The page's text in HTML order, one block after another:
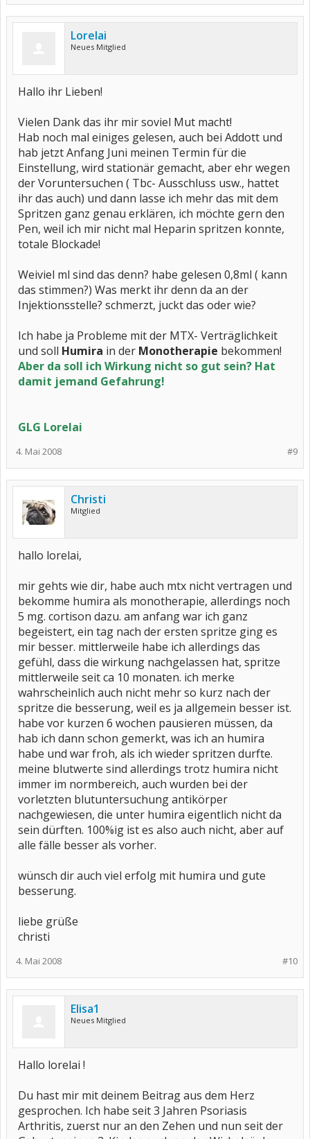
Lorelai
Neues Mitglied
Hallo ihr Lieben!
Vielen Dank das ihr mir soviel Mut macht!
Hab noch mal einiges gelesen, auch bei Addott und
hab jetzt Anfang Juni meinen Termin für die
Einstellung, wird stationär gemacht, aber ehr wegen
der Voruntersuchen ( Tbc- Ausschluss usw., hattet
ihr das auch) und dann lasse ich mehr das mit dem
Spritzen ganz genau erklären, ich möchte gern den
Pen, weil ich mir nicht mal Heparin spritzen konnte,
totale Blockade!
Weiviel ml sind das denn? habe gelesen 0,8ml ( kann
das stimmen?) Was merkt ihr denn da an der
Injektionsstelle? schmerzt, juckt das oder wie?
Ich habe ja Probleme mit der MTX- Verträglichkeit
und soll Humira in der Monotherapie bekommen!
Aber da soll ich Wirkung nicht so gut sein? Hat
damit jemand Gefahrung!
GLG Lorelai
#9
4. Mai 2008
Christi
Mitglied
hallo lorelai,
mir gehts wie dir, habe auch mtx nicht vertragen und
bekomme humira als monotherapie, allerdings noch
5 mg. cortison dazu. am anfang war ich ganz
begeistert, ein tag nach der ersten spritze ging es
mir besser. mittlerweile habe ich allerdings das
gefühl, dass die wirkung nachgelassen hat, spritze
mittlerweile seit ca 10 monaten. ich merke
wahrscheinlich auch nicht mehr so kurz nach der
spritze die besserung, weil es ja allgemein besser ist.
habe vor kurzen 6 wochen pausieren müssen, da
hab ich dann schon gemerkt, was ich an humira
habe und war froh, als ich wieder spritzen durfte.
meine blutwerte sind allerdings trotz humira nicht
immer im normbereich, auch wurden bei der
vorletzten blutuntersuchung antikörper
nachgewiesen, die unter humira eigentlich nicht da
sein dürften. 100%ig ist es also auch nicht, aber auf
alle fälle besser als vorher.
wünsch dir auch viel erfolg mit humira und gute
besserung.
liebe grüße
christi
#10
4. Mai 2008
Elisa1
Neues Mitglied
Hallo lorelai !
Du hast mir mit deinem Beitrag aus dem Herz
gesprochen. Ich habe seit 3 Jahren Psoriasis
Arthritis, zuerst nur an den Zehen und nun seit der